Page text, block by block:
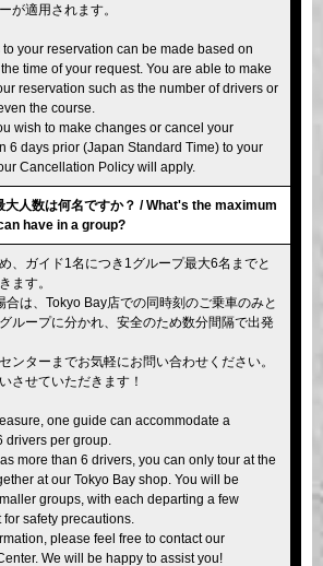
が適用されます。
to your reservation can be made based on
time of your request. You are able to make
reservation such as the number of drivers or
the course.
wish to make changes or cancel your
6 days prior (Japan Standard Time) to your
Cancellation Policy will apply.
大人数は何名ですか？ / What's the maximum
have in a group?
、ガイド1名につき1グループ最大6名までと
ます。
合は、Tokyo Bay店での同時刻のご乗車のみと
ループに分かれ、安全のため数分間隔で出発
ンターまでお気軽にお問い合わせください。
させていただきます！
one guide can accommodate a
drivers per group.
more than 6 drivers, you can only tour at the
at our Tokyo Bay shop. You will be
groups, with each departing a few
safety precautions.
please feel free to contact our
We will be happy to assist you!